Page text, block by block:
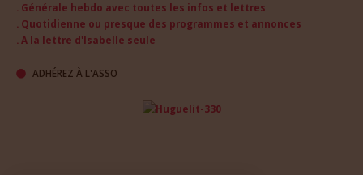
. Générale hebdo avec toutes les infos et lettres
. Quotidienne ou presque des programmes et annonces
. A la lettre d'Isabelle seule
ADHÉREZ À L'ASSO